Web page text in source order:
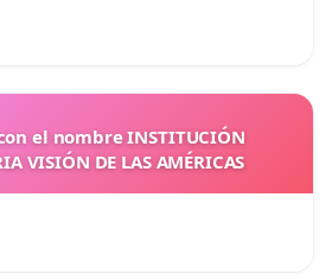
el nombre INSTITUCIÓN
VISIÓN DE LAS AMÉRICAS